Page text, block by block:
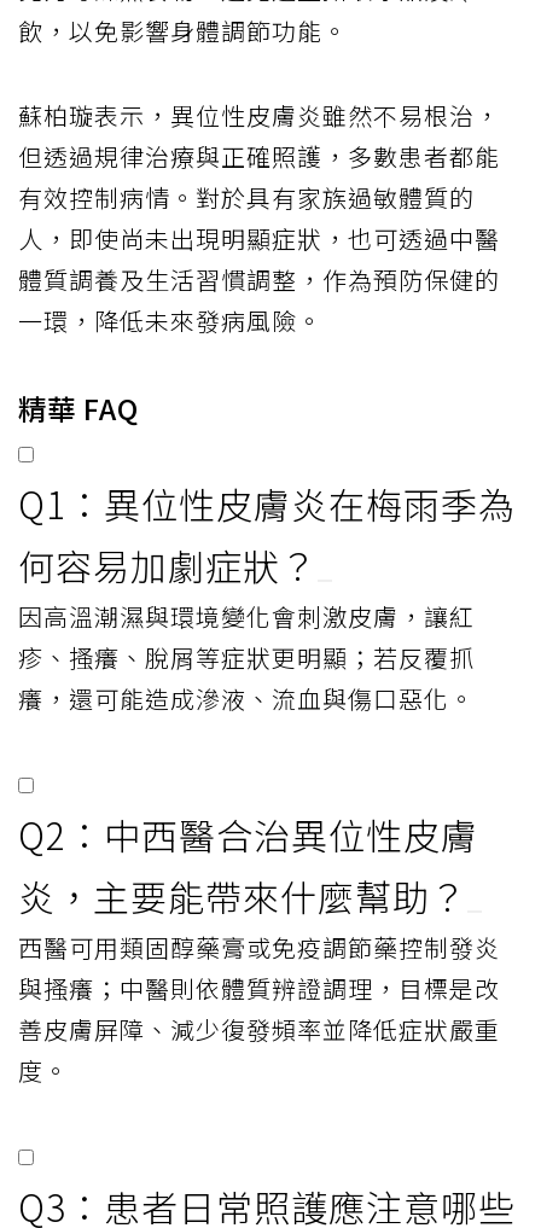
飲，以免影響身體調節功能。
蘇柏璇表示，異位性皮膚炎雖然不易根治，
但透過規律治療與正確照護，多數患者都能
有效控制病情。對於具有家族過敏體質的
人，即使尚未出現明顯症狀，也可透過中醫
體質調養及生活習慣調整，作為預防保健的
一環，降低未來發病風險。
精華 FAQ
Q1：異位性皮膚炎在梅雨季為
何容易加劇症狀？
因高溫潮濕與環境變化會刺激皮膚，讓紅
疹、搔癢、脫屑等症狀更明顯；若反覆抓
癢，還可能造成滲液、流血與傷口惡化。
Q2：中西醫合治異位性皮膚
炎，主要能帶來什麼幫助？
西醫可用類固醇藥膏或免疫調節藥控制發炎
與搔癢；中醫則依體質辨證調理，目標是改
善皮膚屏障、減少復發頻率並降低症狀嚴重
度。
Q3：患者日常照護應注意哪些